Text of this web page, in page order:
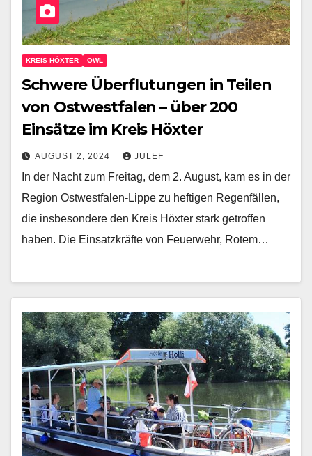
KREIS HÖXTER OWL
Schwere Überflutungen in Teilen
von Ostwestfalen – über 200
Einsätze im Kreis Höxter
AUGUST 2, 2024 JULEF
In der Nacht zum Freitag, dem 2. August, kam es in der
Region Ostwestfalen-Lippe zu heftigen Regenfällen,
die insbesondere den Kreis Höxter stark getroffen
haben. Die Einsatzkräfte von Feuerwehr, Rotem…